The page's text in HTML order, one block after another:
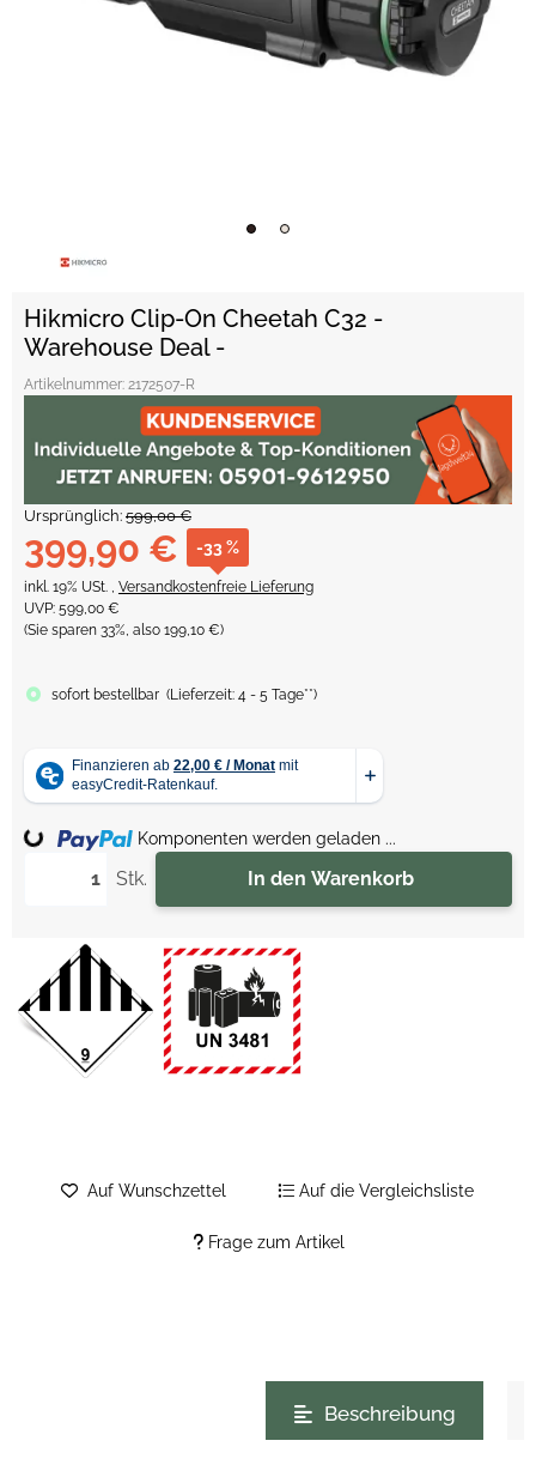
Hikmicro Clip-On Cheetah C32 -
Warehouse Deal -
Artikelnummer: 2172507-R
Ursprünglich: 599,00 €
399,90 € -33 %
inkl. 19% USt. , Versandkostenfreie Lieferung
UVP: 599,00 €
(Sie sparen 33%, also 199,10 €)
sofort bestellbar (Lieferzeit: 4 - 5 Tage**)
Stk. In den Warenkorb
Loading... Komponenten werden geladen ...
Frage zum Artikel
Auf Wunschzettel Auf die Vergleichsliste
Beschreibung